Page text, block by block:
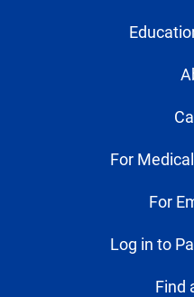
For
For
Log in to
Find